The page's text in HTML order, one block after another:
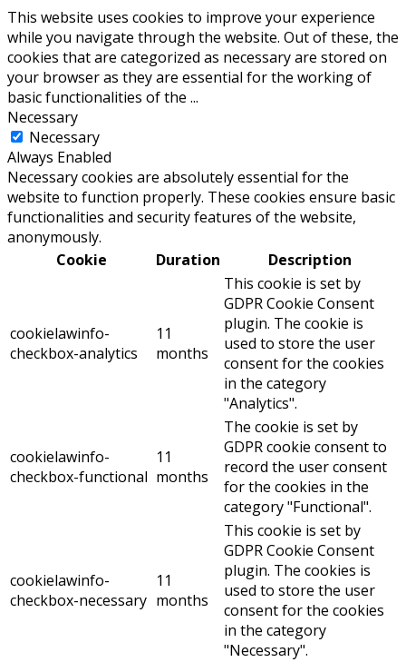
This website uses cookies to improve your experience
while you navigate through the website. Out of these, the
cookies that are categorized as necessary are stored on
your browser as they are essential for the working of
basic functionalities of the ...
Necessary
Necessary
Always Enabled
Necessary cookies are absolutely essential for the
website to function properly. These cookies ensure basic
functionalities and security features of the website,
anonymously.
Cookie
Duration Description
cookielawinfo-
checkbox-analytics
11
months
This cookie is set by
GDPR Cookie Consent
plugin. The cookie is
used to store the user
consent for the cookies
in the category
"Analytics".
cookielawinfo-
checkbox-functional
11
months
The cookie is set by
GDPR cookie consent to
record the user consent
for the cookies in the
category "Functional".
cookielawinfo-
checkbox-necessary
11
months
This cookie is set by
GDPR Cookie Consent
plugin. The cookies is
used to store the user
consent for the cookies
in the category
"Necessary".